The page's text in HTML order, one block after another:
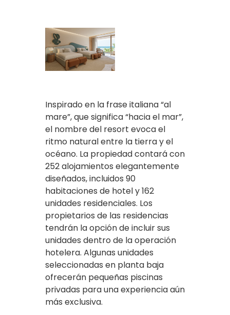
Inspirado en la frase italiana “al
mare”, que significa “hacia el mar”,
el nombre del resort evoca el
ritmo natural entre la tierra y el
océano. La propiedad contará con
252 alojamientos elegantemente
diseñados, incluidos 90
habitaciones de hotel y 162
unidades residenciales. Los
propietarios de las residencias
tendrán la opción de incluir sus
unidades dentro de la operación
hotelera. Algunas unidades
seleccionadas en planta baja
ofrecerán pequeñas piscinas
privadas para una experiencia aún
más exclusiva.